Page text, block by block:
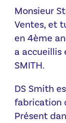
Monsieur
Ventes, et
en 4ème
a accueillis
SMITH.
DS Smith
fabrication
Présent